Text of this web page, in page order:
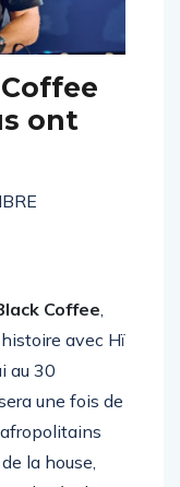
ont
Coffee
avec Hï
au 30
une fois de
la house,